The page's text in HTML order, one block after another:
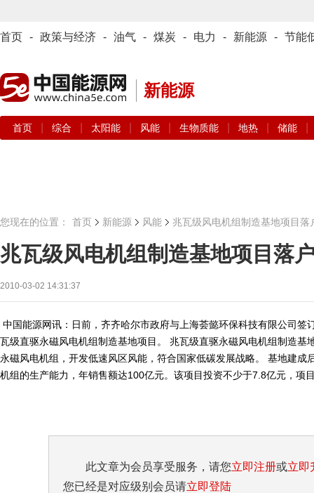
首页 - 政策与经济 - 油气 - 煤炭 - 电力 - 新能源 - 节能
新能源
首页 综合 太阳能 风能 生物质能 地热 储能
您现在的位置： 首页 新能源 风能 兆瓦级风电机组制造基地项目落
兆瓦级风电机组制造基地项目落
2010-03-02 14:31:37
中国能源网讯：日前，齐齐哈尔市政府与上海荟懿环保科技有限公司
瓦级直驱永磁风电机组制造基地项目。 兆瓦级直驱永磁风电机组制造基
永磁风电机组，开发低速风区风能，符合国家低碳发展战略。 基地建成
机组的生产能力，年销售额达100亿元。该项目投资不少于7.8亿元，项
此文章为会员享受服务，请您立即注册或立即
您已经是对应级别会员请立即登陆